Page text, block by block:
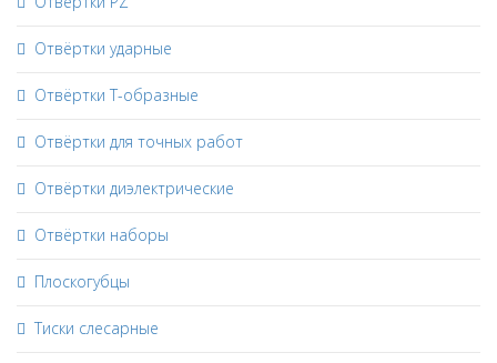
Отвёртки ударные
Отвёртки Т-образные
Отвёртки для точных работ
Отвёртки диэлектрические
Отвёртки наборы
Плоскогубцы
Тиски слесарные